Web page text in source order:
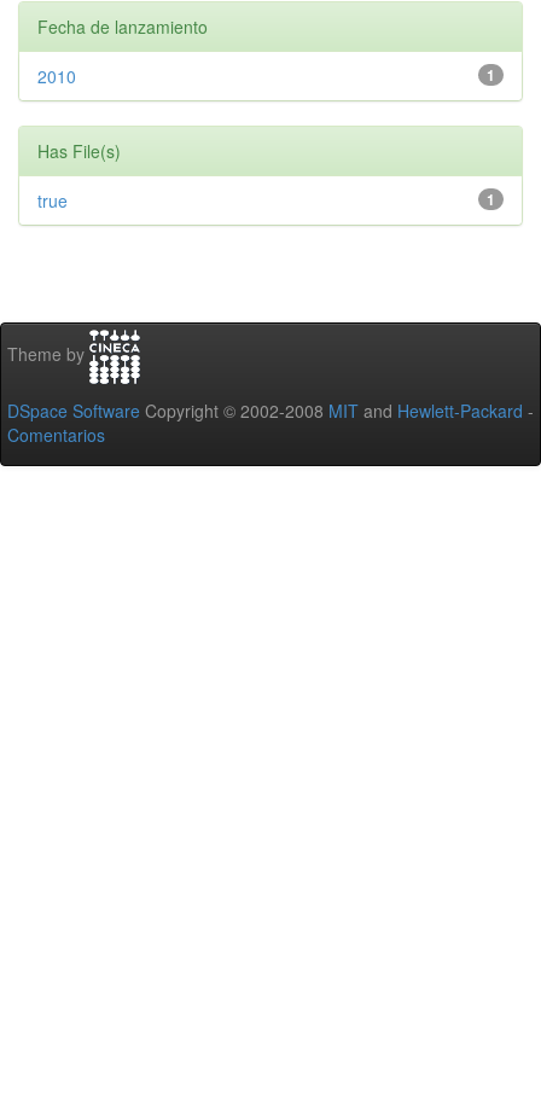
Fecha de lanzamiento
1
2010
Has File(s)
1
true
Theme by
DSpace Software Copyright © 2002-2008 MIT and Hewlett-Packard -
Comentarios